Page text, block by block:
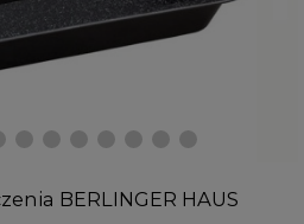
BERLINGER HAUS